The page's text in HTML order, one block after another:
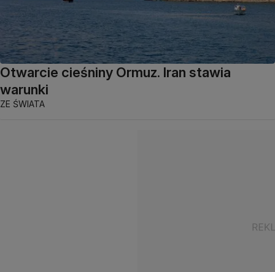
Otwarcie cieśniny Ormuz. Iran stawia
warunki
ZE ŚWIATA